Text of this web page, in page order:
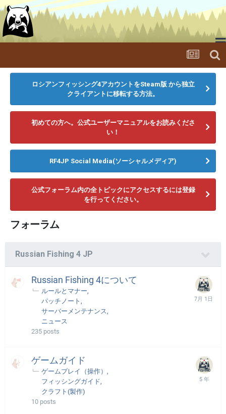
ゲームをダウンロードする ニュース メディア
ランキング フォーラム
ロシアンフィッシング4アカウントをSteam版 から独立
クライアントに移転する方法。
初めての方へ。公式ユーザーマニュアルをお読みくださ
い！
RF4JP Social Media(ソーシャルメディア)
公式フォーラム内の全トピックにアクセスするには登録
を行ってください。
フォーラム
Russian Fishing 4 JP
Russian Fishing 4について
ルールとマナー
パッチノート
サーバーメンテナンス
ニュース
235 posts
ゲームガイド
ゲームプレイ（操作）
フィッシングガイド
クラフト(製作)
10 posts